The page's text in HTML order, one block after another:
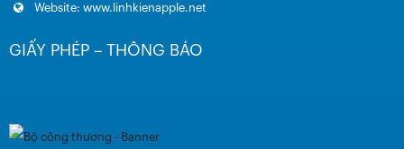
Website: www.linhkienapple.net
GIẤY PHÉP – THÔNG BÁO